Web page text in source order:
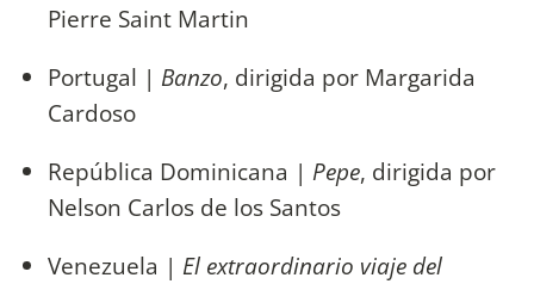
Pierre Saint Martin
Portugal | Banzo, dirigida por Margarida
Cardoso
República Dominicana | Pepe, dirigida por
Nelson Carlos de los Santos
Venezuela | El extraordinario viaje del